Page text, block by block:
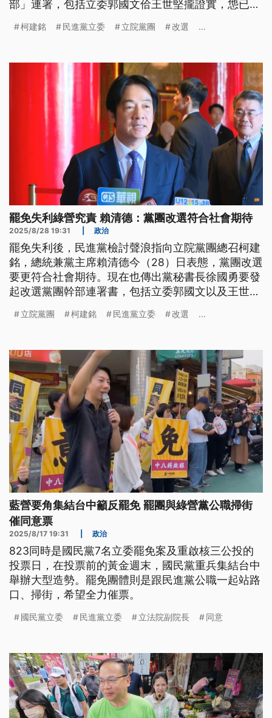
部」連署，包括立委郭國文佮王世堅攏證實，怹已經
言為台語文）
柯建銘 民進黨立委 立院黨團 改選 ...
罷免失利綠營究責 賴清德：黨團改選符合社會期待
2025/8/28 19:31 政治
罷免失利後，民進黨檢討聲浪指向立院黨團總召柯建
銘，總統兼黨主席賴清德今（28）日表態，黨團改選
要更符合社會期待。現在也傳出黨秘書長徐國勇要發
起改選黨團幹部連署書，包括立委郭國文以及王世堅
表示此時無聲勝有聲。
立院黨團 柯建銘 民進黨立委 改選 ...
藍營要角集結台中籲反罷免 罷團與綠營黨公職掃街
催同意票
2025/8/17 19:31 政治
823同時是國民黨7名立委罷免案及重啟核三公投的
投票日，在投票前的黃金週末，國民黨重兵集結台中
舉辦大型造勢。罷免團體則是跟民進黨公職一起站路
口、掃街，希望全力催票。
國民黨立委 民進黨立委 立法院副院長 同意